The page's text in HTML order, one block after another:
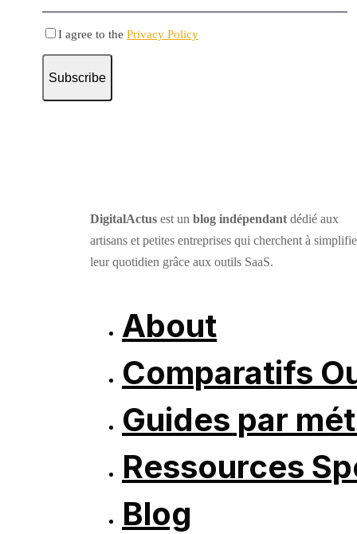
I agree to the Privacy Policy
Subscribe
DigitalActus est un blog indépendant dédié aux
artisans et petites entreprises qui cherchent à
leur quotidien grâce aux outils SaaS.
About
Comparatifs
Guides par
Ressources
Blog